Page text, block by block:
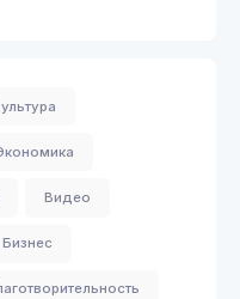
Видео
Бизнес